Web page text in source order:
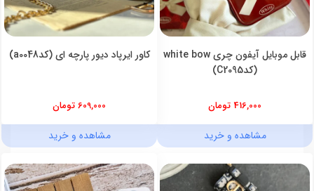
قابل موبایل آیفون چری white bow
(کدC2095)
416,000 تومان
مشاهده و خرید
کاور ایرپاد دیور پارچه ای (کدa0048)
609,000 تومان
مشاهده و خرید